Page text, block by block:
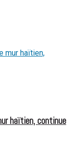
haïtien, continue